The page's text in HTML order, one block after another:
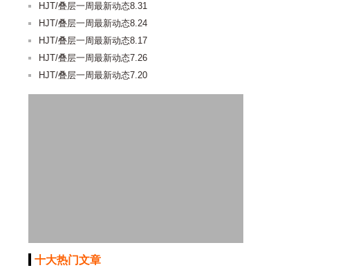
HJT/叠层一周最新动态8.31
HJT/叠层一周最新动态8.24
HJT/叠层一周最新动态8.17
HJT/叠层一周最新动态7.26
HJT/叠层一周最新动态7.20
十大热门文章